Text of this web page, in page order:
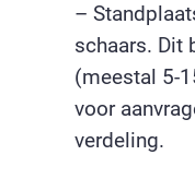
–
schaars. Dit
(meestal 5-
voor
verdeling.